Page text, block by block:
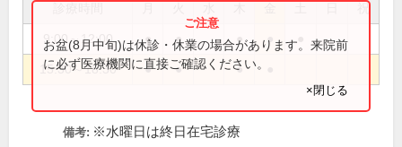
祝
9:00～12:00 ● ● ● ●
15:30～18:30 ● ● ●
お盆(8月中旬)は休診・休業の場合があります。来院前
に必ず医療機関に直接ご確認ください。
×閉じる
備考: ※水曜日は終日在宅診療